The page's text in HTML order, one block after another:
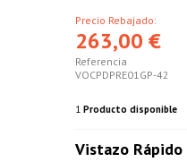
Precio Rebajado:
263,00 €
Referencia
VOCPDPRE01GP-42
1 Producto disponible
Vistazo Rápido